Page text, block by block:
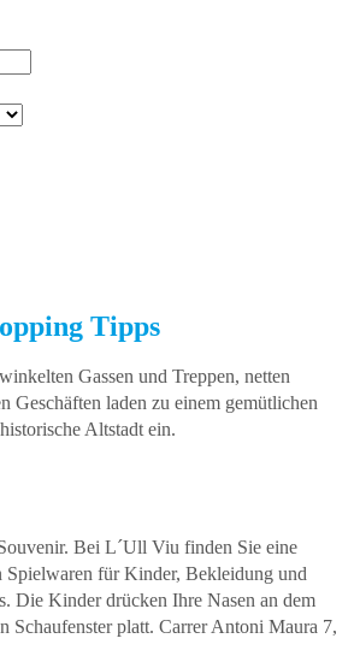
Tipps
Gassen und Treppen, netten
Geschäften laden zu einem gemütlichen
Altstadt ein.
Bei L´Ull Viu finden Sie eine
Spielwaren für Kinder, Bekleidung und
Die Kinder drücken Ihre Nasen an dem
Schaufenster platt. Carrer Antoni Maura 7,